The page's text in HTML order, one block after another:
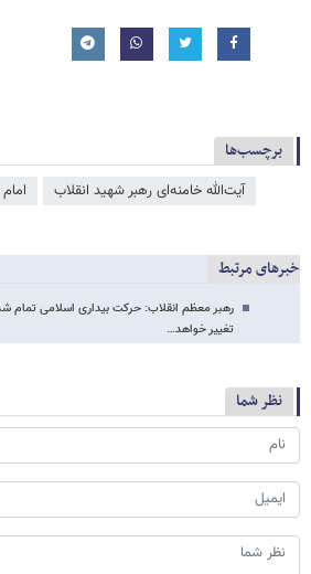
برچسب‌ها
آیت‌الله خامنه‌ای رهبر شهید انقلاب
خبرهای مرتبط
رهبر معظم انقلاب: حرکت بیداری اسلامی تمام
تغییر خواهد…
نظر شما